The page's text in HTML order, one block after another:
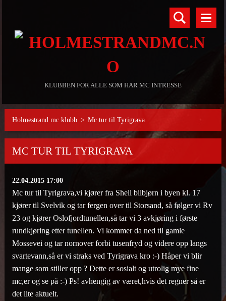
KLUBBEN FOR ALLE SOM HAR MC INTRESSE
Holmestrand mc klubb > Mc tur til Tyrigrava
MC TUR TIL TYRIGRAVA
22.04.2015 17:00
Mc tur til Tyrigrava,vi kjører fra Shell bilbjørn i byen kl. 17
kjører til Svelvik og tar fergen over til Storsand, så følger vi Rv
23 og kjører Oslofjordtunellen,så tar vi 3 avkjøring i første
rundkjøring etter tunellen. Vi kommer da ned til gamle
Mossevei og tar nornover forbi tusenfryd og videre opp langs
svartevann,så er vi straks ved Tyrigrava kro :-) Håper vi blir
mange som stiller opp ? Dette er sosialt og utrolig mye fine
mc,er og se på :-) Ps! avhengig av været,hvis det regner så er
det lite aktuelt.